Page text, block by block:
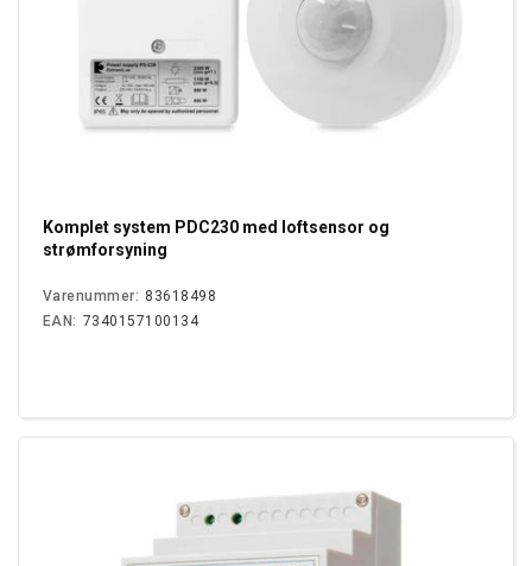
Komplet system PDC230 med loftsensor og
strømforsyning
Varenummer: 83618498
EAN: 7340157100134